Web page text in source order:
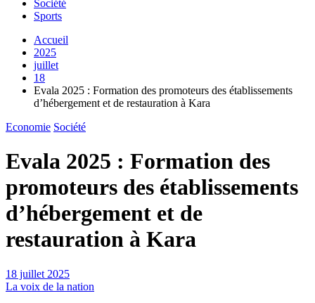
Société
Sports
Accueil
2025
juillet
18
Evala 2025 : Formation des promoteurs des établissements
d’hébergement et de restauration à Kara
Economie Société
Evala 2025 : Formation des
promoteurs des établissements
d’hébergement et de
restauration à Kara
18 juillet 2025
La voix de la nation